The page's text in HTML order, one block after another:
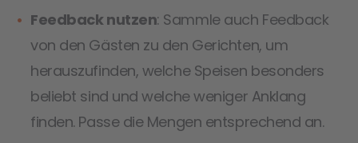
Feedback nutzen: Sammle auch Feedback
von den Gästen zu den Gerichten, um
herauszufinden, welche Speisen besonders
beliebt sind und welche weniger Anklang
finden. Passe die Mengen entsprechend an.